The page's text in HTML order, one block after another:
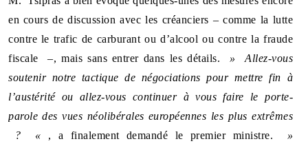
en cours de discussion avec les créanciers – comme la lutte
contre le trafic de carburant ou d’alcool ou contre la fraude
fiscale –, mais sans entrer dans les détails.
» Allez-vous
soutenir notre tactique de négociations pour mettre fin à
l’austérité ou allez-vous continuer à vous faire le porte-
parole des vues néolibérales européennes les plus extrêmes
? « , a finalement demandé le premier ministre.
»